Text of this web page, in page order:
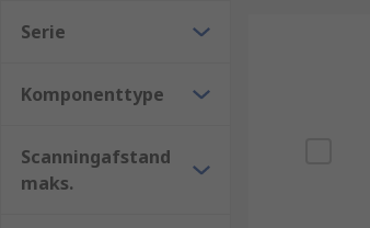
Serie
Komponenttype
Scanningafstand
maks.